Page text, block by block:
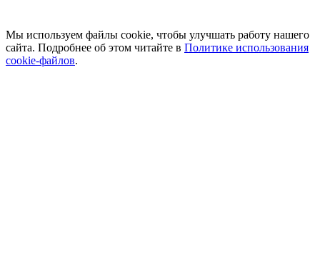
Мы используем файлы cookie, чтобы улучшать работу нашего
сайта. Подробнее об этом читайте в Политике использования
cookie-файлов.